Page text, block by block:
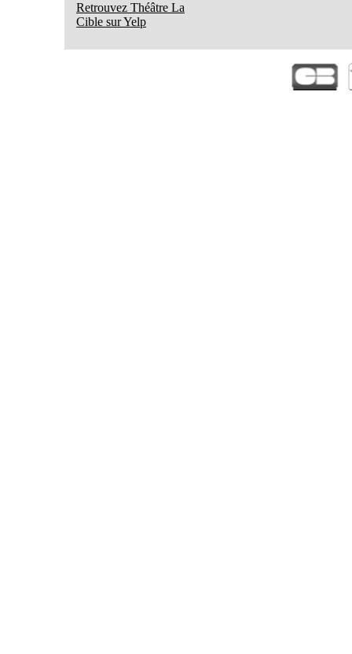
Retrouvez Théâtre La
Cible sur Yelp